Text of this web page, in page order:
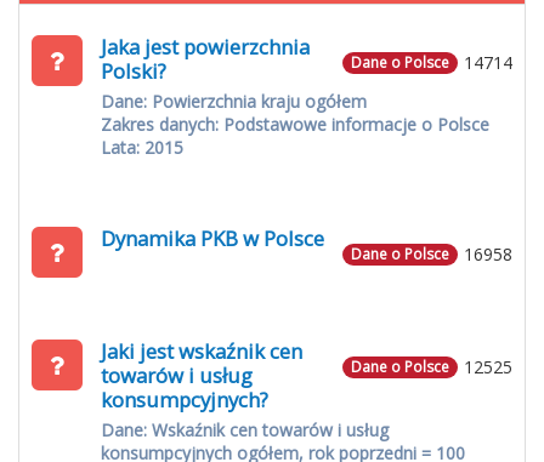
14714
Dane o Polsce
Jaka jest powierzchnia
Polski?
Dane: Powierzchnia kraju ogółem
Zakres danych: Podstawowe informacje o Polsce
Lata: 2015
16958
Dane o Polsce
Dynamika PKB w Polsce
12525
Dane o Polsce
Jaki jest wskaźnik cen
towarów i usług
konsumpcyjnych?
Dane: Wskaźnik cen towarów i usług
konsumpcyjnych ogółem, rok poprzedni = 100